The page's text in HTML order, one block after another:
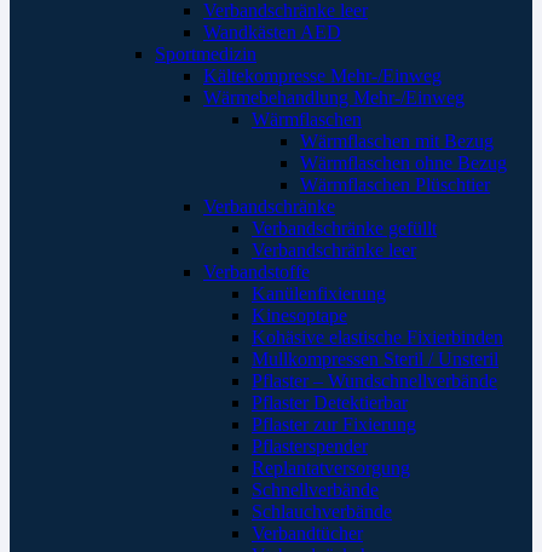
Verbandschränke leer
Wandkästen AED
Sportmedizin
Kältekompresse Mehr-/Einweg
Wärmebehandlung Mehr-/Einweg
Wärmflaschen
Wärmflaschen mit Bezug
Wärmflaschen ohne Bezug
Wärmflaschen Plüschtier
Verbandschränke
Verbandschränke gefüllt
Verbandschränke leer
Verbandstoffe
Kanülenfixierung
Kinesoptape
Kohäsive elastische Fixierbinden
Mullkompressen Steril / Unsteril
Pflaster – Wundschnellverbände
Pflaster Detektierbar
Pflaster zur Fixierung
Pflasterspender
Replantatversorgung
Schnellverbände
Schlauchverbände
Verbandtücher